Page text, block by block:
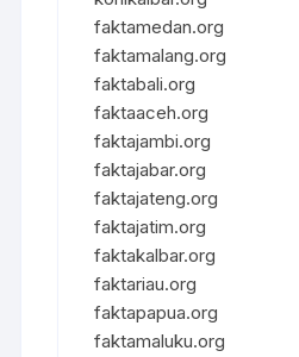
faktamedan.org
faktamalang.org
faktabali.org
faktaaceh.org
faktajambi.org
faktajabar.org
faktajateng.org
faktajatim.org
faktakalbar.org
faktariau.org
faktapapua.org
faktamaluku.org